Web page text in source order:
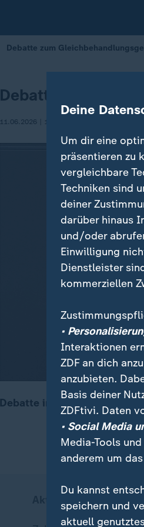
Debatte zum
Debatte zum
11.06.2026 | 16:48
Debatte im Bundestag zur
Aktuell bei ZDFheute
Deine
Um dir eine
präsentieren zu
vergleichbare
Techniken sind
deiner
darüber hinaus
und/oder
Einwilligung
Dienstleister
kommerziellen
•
Interaktionen
ZDF an dich
anzubieten.
Basis deiner
ZDFtivi. Daten
• Social Media
Media-Tools
anderem um
Du kannst
speichern und
aktuell